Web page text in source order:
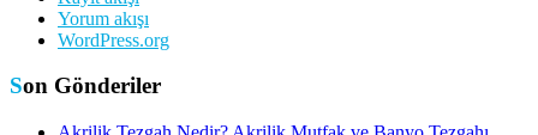
Yorum akışı
WordPress.org
Son Gönderiler